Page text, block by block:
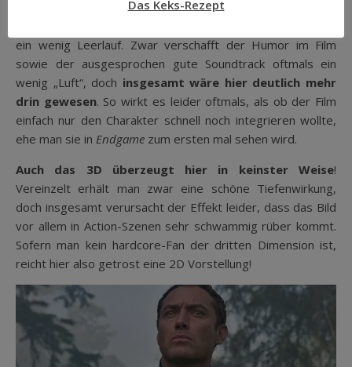
Aufbau eines ordentlichen Spannungsbogens. Bei einer
ein wenig Leerlauf. Zwar verschafft der Humor im Film
sowie der ausgesprochen gute Soundtrack oftmals ein
wenig „Luft“, doch insgesamt wäre hier deutlich mehr
drin gewesen. So wirkt es leider oftmals, als ob der Film
einfach nur den Charakter schnell noch integrieren wollte,
ehe man sie in Endgame zum ersten mal sehen wird.
Auch das 3D überzeugt hier in keinster Weise!
Vereinzelt erhält man zwar eine schöne Tiefenwirkung,
doch insgesamt verursacht der Effekt leider, dass das Bild
vor allem in Action-Szenen sehr schwammig rüber kommt.
Sofern man kein hardcore-Fan der dritten Dimension ist,
reicht hier also getrost eine 2D Vorstellung!
Das Keks-Rezept